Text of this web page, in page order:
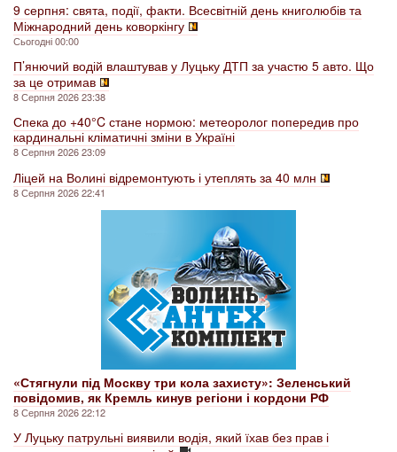
9 серпня: свята, події, факти. Всесвітній день книголюбів та
Міжнародний день коворкінгу
Сьогодні 00:00
П’янючий водій влаштував у Луцьку ДТП за участю 5 авто. Що
за це отримав
8 Серпня 2026 23:38
Спека до +40°C стане нормою: метеоролог попередив про
кардинальні кліматичні зміни в Україні
8 Серпня 2026 23:09
Ліцей на Волині відремонтують і утеплять за 40 млн
8 Серпня 2026 22:41
«Стягнули під Москву три кола захисту»: Зеленський
повідомив, як Кремль кинув регіони і кордони РФ
8 Серпня 2026 22:12
У Луцьку патрульні виявили водія, який їхав без прав і